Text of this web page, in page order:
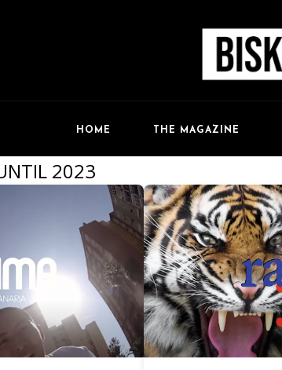
HOME THE MAGAZINE
2023